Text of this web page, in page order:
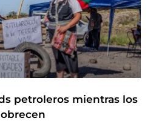
petroleros mientras los